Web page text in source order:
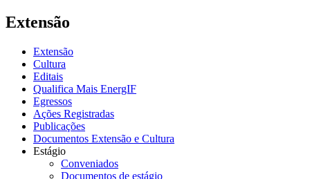
Extensão
Extensão
Cultura
Editais
Qualifica Mais EnergIF
Egressos
Ações Registradas
Publicações
Documentos Extensão e Cultura
Estágio
Conveniados
Documentos de estágio